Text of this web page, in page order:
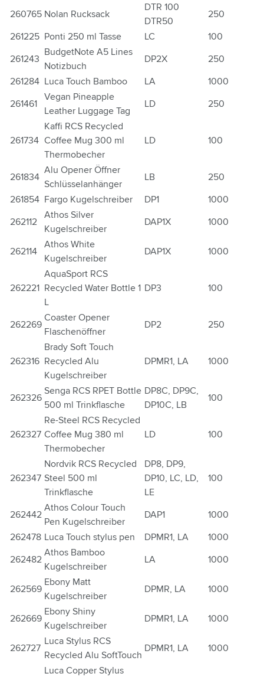
260765 Nolan Rucksack
DTR 100
DTR50
250
261225 Ponti 250 ml Tasse LC 100
261243
BudgetNote A5 Lines
Notizbuch
DP2X 250
261284 Luca Touch Bamboo LA 1000
261461
Vegan Pineapple
Leather Luggage Tag
LD 250
261734
Kaffi RCS Recycled
Coffee Mug 300 ml
Thermobecher
LD 100
261834
Alu Opener Öffner
Schlüsselanhänger
LB 250
261854 Fargo Kugelschreiber DP1 1000
262112
Athos Silver
Kugelschreiber
DAP1X 1000
262114
Athos White
Kugelschreiber
DAP1X 1000
262221
AquaSport RCS
Recycled Water Bottle 1
L
DP3 100
262269
Coaster Opener
Flaschenöffner
DP2 250
262316
Brady Soft Touch
Recycled Alu
Kugelschreiber
DPMR1, LA 1000
262326
Senga RCS RPET Bottle
500 ml Trinkflasche
DP8C, DP9C,
DP10C, LB
100
262327
Re-Steel RCS Recycled
Coffee Mug 380 ml
Thermobecher
LD 100
262347
Nordvik RCS Recycled
Steel 500 ml
Trinkflasche
DP8, DP9,
DP10, LC, LD,
LE
100
262442
Athos Colour Touch
Pen Kugelschreiber
DAP1 1000
262478 Luca Touch stylus pen DPMR1, LA 1000
262482
Athos Bamboo
Kugelschreiber
LA 1000
262569
Ebony Matt
Kugelschreiber
DPMR, LA 1000
262669
Ebony Shiny
Kugelschreiber
DPMR1, LA 1000
262727
Luca Stylus RCS
Recycled Alu SoftTouch
DPMR1, LA 1000
Luca Copper Stylus